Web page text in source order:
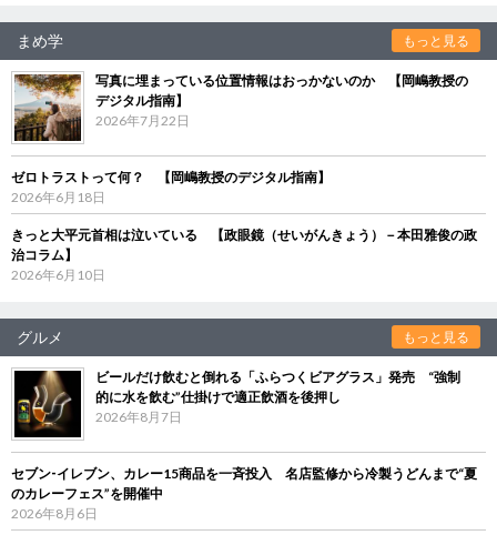
まめ学 もっと見る
写真に埋まっている位置情報はおっかないのか 【岡嶋教授の
デジタル指南】
2026年7月22日
ゼロトラストって何？ 【岡嶋教授のデジタル指南】
2026年6月18日
きっと大平元首相は泣いている 【政眼鏡（せいがんきょう）－本田雅俊の政
治コラム】
2026年6月10日
グルメ もっと見る
ビールだけ飲むと倒れる「ふらつくビアグラス」発売 “強制
的に水を飲む”仕掛けで適正飲酒を後押し
2026年8月7日
セブン‐イレブン、カレー15商品を一斉投入 名店監修から冷製うどんまで“夏
のカレーフェス”を開催中
2026年8月6日